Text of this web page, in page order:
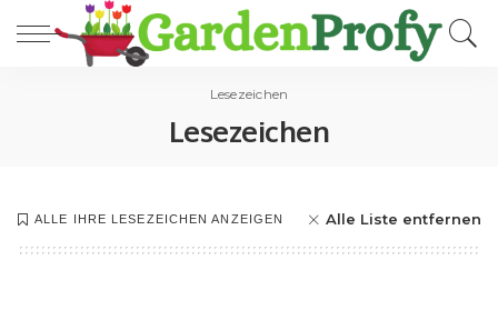
Lesezeichen
Lesezeichen
ALLE IHRE LESEZEICHEN ANZEIGEN Alle Liste entfernen